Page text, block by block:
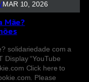
MAR 10, 2026
Mãe?
solidariedade com a
Display “YouTube
Click here to
Please